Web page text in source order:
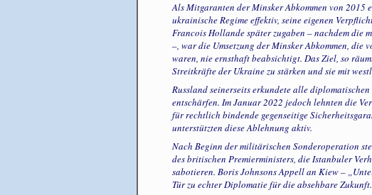
Als Mitgaranten der Minsker Abkommen von
ukrainische Regime effektiv, seine eigenen
Francois Hollande später zugaben – nachdem
–, war die Umsetzung der Minsker Abkommen,
waren, nie ernsthaft beabsichtigt. Das Ziel, so
Streitkräfte der Ukraine zu stärken und sie mit
Russland seinerseits erkundete alle
entschärfen. Im Januar 2022 jedoch lehnten die
für rechtlich bindende gegenseitige
unterstützten diese Ablehnung aktiv.
Nach Beginn der militärischen Sonderoperation
des britischen Premierministers, die Istanbuler
sabotieren. Boris Johnsons Appell an Kiew –
Tür zu echter Diplomatie für die absehbare Zukunft.